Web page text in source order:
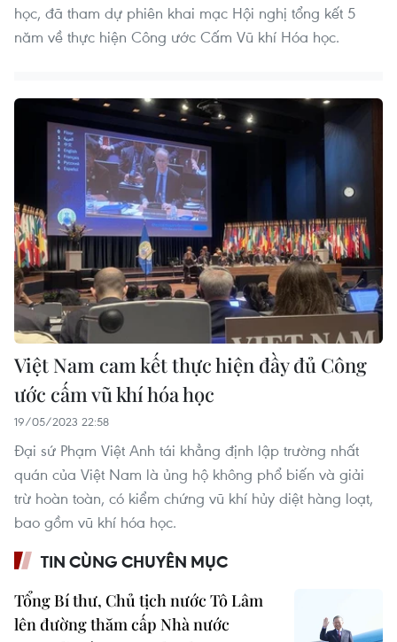
học, đã tham dự phiên khai mạc Hội nghị tổng kết 5
năm về thực hiện Công ước Cấm Vũ khí Hóa học.
Việt Nam cam kết thực hiện đầy đủ Công
ước cấm vũ khí hóa học
19/05/2023 22:58
Đại sứ Phạm Việt Anh tái khẳng định lập trường nhất
quán của Việt Nam là ủng hộ không phổ biến và giải
trừ hoàn toàn, có kiểm chứng vũ khí hủy diệt hàng loạt,
bao gồm vũ khí hóa học.
TIN CÙNG CHUYÊN MỤC
Tổng Bí thư, Chủ tịch nước Tô Lâm
lên đường thăm cấp Nhà nước